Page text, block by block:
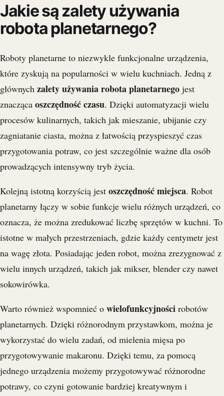
Jakie są zalety używania
robota planetarnego?
Roboty planetarne to niezwykle funkcjonalne urządzenia,
które zyskują na popularności w wielu kuchniach. Jedną z
głównych zalety używania robota planetarnego jest
znacząca oszczędność czasu. Dzięki automatyzacji wielu
procesów kulinarnych, takich jak mieszanie, ubijanie czy
zagniatanie ciasta, można z łatwością przyspieszyć czas
przygotowania potraw, co jest szczególnie ważne dla osób
prowadzących intensywny tryb życia.
Kolejną istotną korzyścią jest oszczędność miejsca. Robot
planetarny łączy w sobie funkcje wielu różnych urządzeń, co
oznacza, że można zredukować liczbę sprzętów w kuchni. To
istotne w małych przestrzeniach, gdzie każdy centymetr jest
na wagę złota. Posiadając jeden robot, można zrezygnować z
wielu innych urządzeń, takich jak mikser, blender czy nawet
sokowirówka.
Warto również wspomnieć o wielofunkcyjności robotów
planetarnych. Dzięki różnorodnym przystawkom, można je
wykorzystać do wielu zadań, od mielenia mięsa po
przygotowywanie makaronu. Dzięki temu, za pomocą
jednego urządzenia możemy przygotowywać różnorodne
potrawy, co czyni gotowanie bardziej kreatywnym i